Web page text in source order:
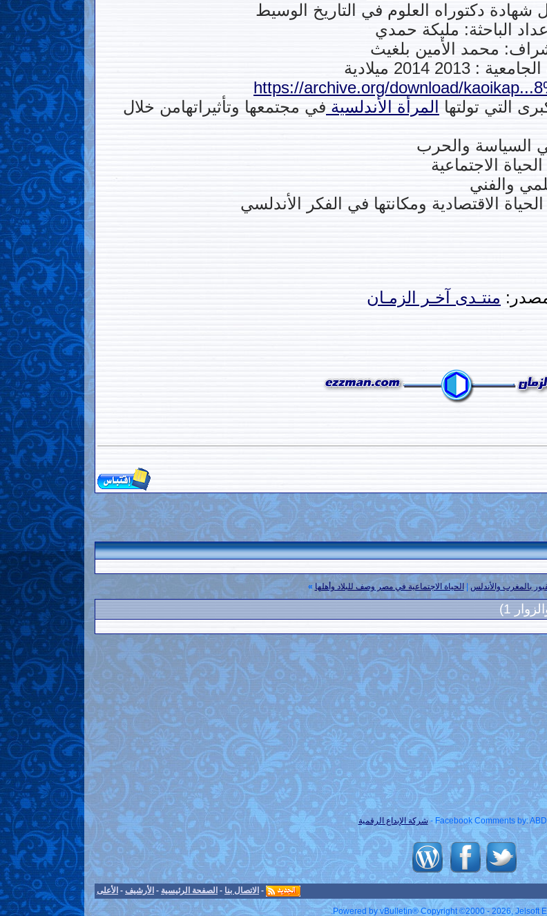
شهادة دكتوراه العلوم في التاريخ الوسيط
إعداد الباحثة: مليكة حمدي
محمد الأمين بلغيث
: 2013 2014 ميلادية
https://archive.org/download/
التي تولتها
المرأة الأندلسية في مجتمعها وتأثيراتهامن خلال
السياسة والحرب
الاجتماعية
والفني
الاقتصادية ومكانتها في الفكر الأندلسي
منتـدى آخـر الزمـان
بالمغرب والأندلس| الحياة الاجتماعية في مصر وصف للبلاد وأهلها »
Facebook Comments by: شركة الإبداع الرقمية
- الاتصال بنا - الصفحة الرئيسية - الأرشيف - الأعلى
Powered by vBulletin® Copyright ©2000 - 2026, Jelsoft